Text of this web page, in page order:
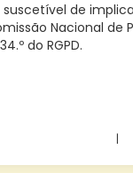
de
Nacional
do RGPD.